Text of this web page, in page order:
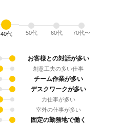
40代 50代 60代 70代〜
お客様との対話が多い
創意工夫の多い仕事
チーム作業が多い
デスクワークが多い
力仕事が多い
室外の仕事が多い
固定の勤務地で働く